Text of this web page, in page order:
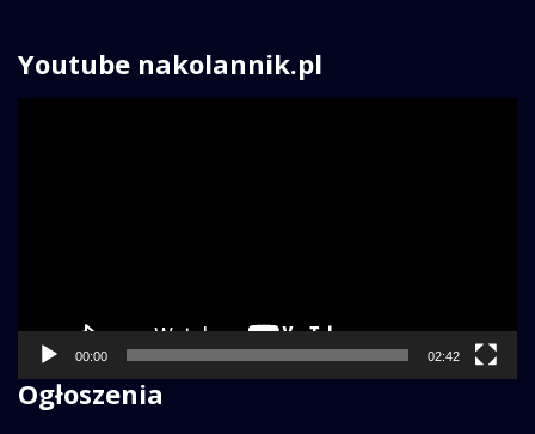
Youtube nakolannik.pl
00:00 02:42
Ogłoszenia